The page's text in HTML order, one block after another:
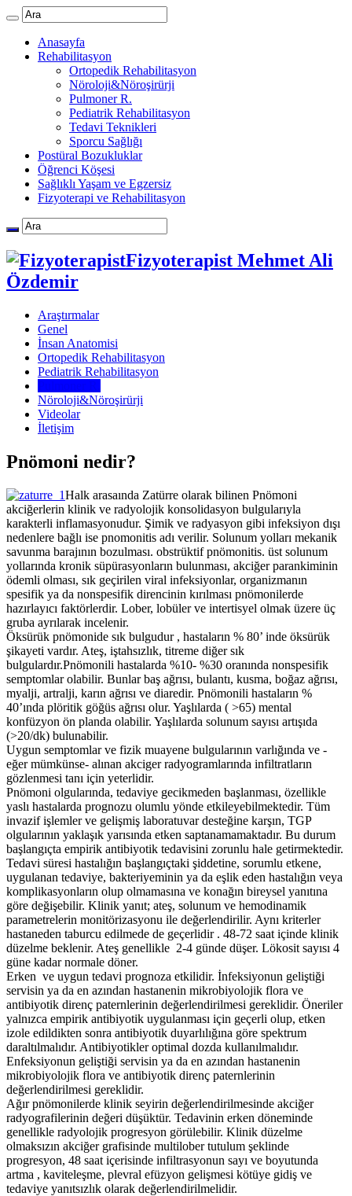
Anasayfa
Rehabilitasyon
Ortopedik Rehabilitasyon
Nöroloji&Nöroşirürji
Pulmoner R.
Pediatrik Rehabilitasyon
Tedavi Teknikleri
Sporcu Sağlığı
Postüral Bozukluklar
Öğrenci Köşesi
Sağlıklı Yaşam ve Egzersiz
Fizyoterapi ve Rehabilitasyon
Fizyoterapist Mehmet Ali
Özdemir
Araştırmalar
Genel
İnsan Anatomisi
Ortopedik Rehabilitasyon
Pediatrik Rehabilitasyon
Nöroloji&Nöroşirürji
Videolar
İletişim
Pnömoni nedir?
Halk arasaında Zatürre olarak bilinen Pnömoni
akciğerlerin klinik ve radyolojik konsolidasyon bulgularıyla
karakterli inflamasyonudur. Şimik ve radyasyon gibi infeksiyon dışı
nedenlere bağlı ise pnomonitis adı verilir. Solunum yolları mekanik
savunma barajının bozulması. obstrüktif pnömonitis. üst solunum
yollarında kronik süpürasyonların bulunması, akciğer parankiminin
ödemli olması, sık geçirilen viral infeksiyonlar, organizmanın
spesifik ya da nonspesifik direncinin kırılması pnömonilerde
hazırlayıcı faktörlerdir. Lober, lobüler ve intertisyel olmak üzere üç
gruba ayrılarak incelenir.
Öksürük pnömonide sık bulgudur , hastaların % 80’ inde öksürük
şikayeti vardır. Ateş, iştahsızlık, titreme diğer sık
bulgulardır.Pnömonili hastalarda %10- %30 oranında nonspesifik
semptomlar olabilir. Bunlar baş ağrısı, bulantı, kusma, boğaz ağrısı,
myalji, artralji, karın ağrısı ve diaredir. Pnömonili hastaların %
40’ında plöritik göğüs ağrısı olur. Yaşlılarda ( >65) mental
konfüzyon ön planda olabilir. Yaşlılarda solunum sayısı artışıda
(>20/dk) bulunabilir.
Uygun semptomlar ve fizik muayene bulgularının varlığında ve -
eğer mümkünse- alınan akciger radyogramlarında infiltratların
gözlenmesi tanı için yeterlidir.
Pnömoni olgularında, tedaviye gecikmeden başlanması, özellikle
yaslı hastalarda prognozu olumlu yönde etkileyebilmektedir. Tüm
invazif işlemler ve gelişmiş laboratuvar desteğine karşın, TGP
olgularının yaklaşık yarısında etken saptanamamaktadır. Bu durum
başlangıçta empirik antibiyotik tedavisini zorunlu hale getirmektedir.
Tedavi süresi hastalığın başlangıçtaki şiddetine, sorumlu etkene,
uygulanan tedaviye, bakteriyeminin ya da eşlik eden hastalığın veya
komplikasyonların olup olmamasına ve konağın bireysel yanıtına
göre değişebilir. Klinik yanıt; ateş, solunum ve hemodinamik
parametrelerin monitörizasyonu ile değerlendirilir. Aynı kriterler
hastaneden taburcu edilmede de geçerlidir . 48-72 saat içinde klinik
düzelme beklenir. Ateş genellikle 2-4 günde düşer. Lökosit sayısı 4
güne kadar normale döner.
Erken ve uygun tedavi prognoza etkilidir. İnfeksiyonun geliştiği
servisin ya da en azından hastanenin mikrobiyolojik flora ve
antibiyotik direnç paternlerinin değerlendirilmesi gereklidir. Öneriler
yalnızca empirik antibiyotik uygulanması için geçerli olup, etken
izole edildikten sonra antibiyotik duyarlılığına göre spektrum
daraltılmalıdır. Antibiyotikler optimal dozda kullanılmalıdır.
Enfeksiyonun geliştiği servisin ya da en azından hastanenin
mikrobiyolojik flora ve antibiyotik direnç paternlerinin
değerlendirilmesi gereklidir.
Ağır pnömonilerde klinik seyirin değerlendirilmesinde akciğer
radyografilerinin değeri düşüktür. Tedavinin erken döneminde
genellikle radyolojik progresyon görülebilir. Klinik düzelme
olmaksızın akciğer grafisinde multilober tutulum şeklinde
progresyon, 48 saat içerisinde infiltrasyonun sayı ve boyutunda
artma , kaviteleşme, plevral efüzyon gelişmesi kötüye gidiş ve
tedaviye yanıtsızlık olarak değerlendirilmelidir.